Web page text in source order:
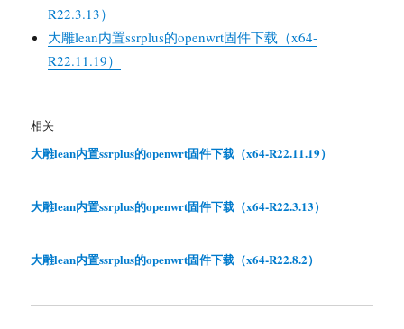
R22.3.13）
大雕lean内置ssrplus的openwrt固件下载（x64-
R22.11.19）
相关
大雕lean内置ssrplus的openwrt固件下载（x64-R22.11.19）
大雕lean内置ssrplus的openwrt固件下载（x64-R22.3.13）
大雕lean内置ssrplus的openwrt固件下载（x64-R22.8.2）